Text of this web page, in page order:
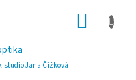
Jana Čížková